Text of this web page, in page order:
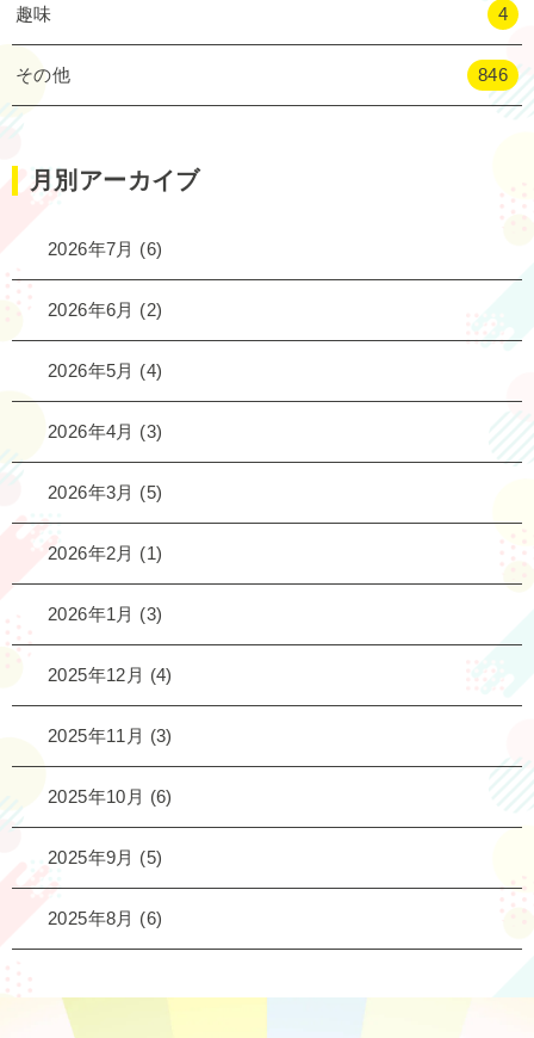
趣味 4
その他 846
月別アーカイブ
2026年7月 (6)
2026年6月 (2)
2026年5月 (4)
2026年4月 (3)
2026年3月 (5)
2026年2月 (1)
2026年1月 (3)
2025年12月 (4)
2025年11月 (3)
2025年10月 (6)
2025年9月 (5)
2025年8月 (6)